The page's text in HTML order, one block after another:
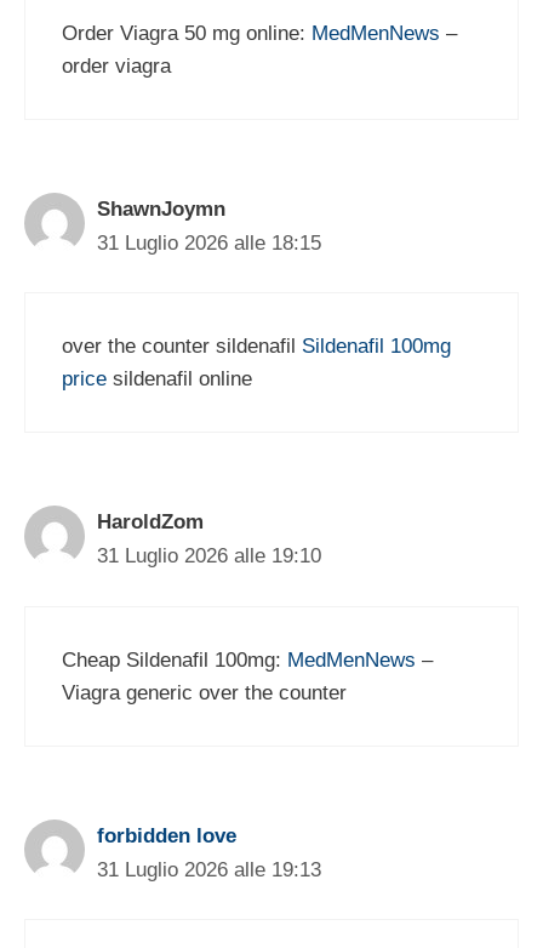
Order Viagra 50 mg online: MedMenNews –
order viagra
ShawnJoymn
31 Luglio 2026 alle 18:15
over the counter sildenafil Sildenafil 100mg
price sildenafil online
HaroldZom
31 Luglio 2026 alle 19:10
Cheap Sildenafil 100mg: MedMenNews –
Viagra generic over the counter
forbidden love
31 Luglio 2026 alle 19:13